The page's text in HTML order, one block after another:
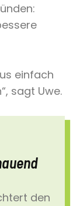
einfach
sagt Uwe.
den